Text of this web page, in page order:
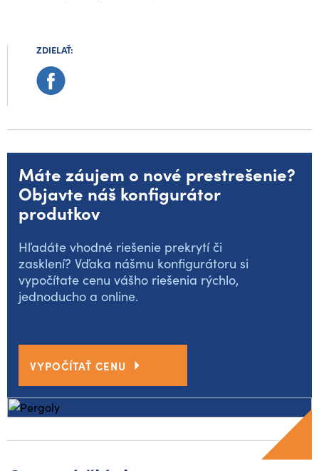
ZDIELAŤ:
Máte záujem o nové prestrešenie?
Objavte náš konfigurátor
produtkov
Hľadáte vhodné riešenie prekrytí či
zasklení? Vďaka nášmu konfigurátoru si
vypočítate cenu vášho riešenia rýchlo,
jednoducho a online.
VYPOČÍTAŤ CENU